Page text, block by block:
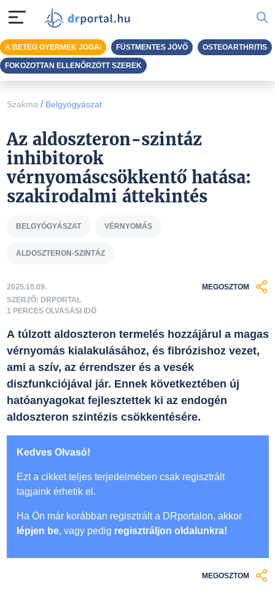
Szakma / Belgyógyászat
Az aldoszteron-szintáz
inhibitorok
vérnyomáscsökkentő hatása:
szakirodalmi áttekintés
BELGYÓGYÁSZAT VÉRNYOMÁS
ALDOSZTERON-SZINTÁZ
2025.10.09.
SZERZŐ: DRPORTAL
1 PERCES OLVASÁSI IDŐ
MEGOSZTOM
A túlzott aldoszteron termelés hozzájárul a magas
vérnyomás kialakulásához, és fibrózishoz vezet,
ami a szív, az érrendszer és a vesék
diszfunkciójával jár. Ennek következtében új
hatóanyagokat fejlesztettek ki az endogén
aldoszteron szintézis csökkentésére.
Kedves Olvasó!
Ezt a cikket teljes terjedelmében csak regisztrált
tagjaink érhetik el.
Ha Ön már korábban regisztrált a DRportalon, akkor
lépjen be, vagy pedig regisztráljon oldalunkra!
MEGOSZTOM
A BETEG GYERMEK JOGAI FÜSTMENTES JÖVŐ OSTEOARTHRITIS
FOKOZOTTAN ELLENŐRZÖTT SZEREK